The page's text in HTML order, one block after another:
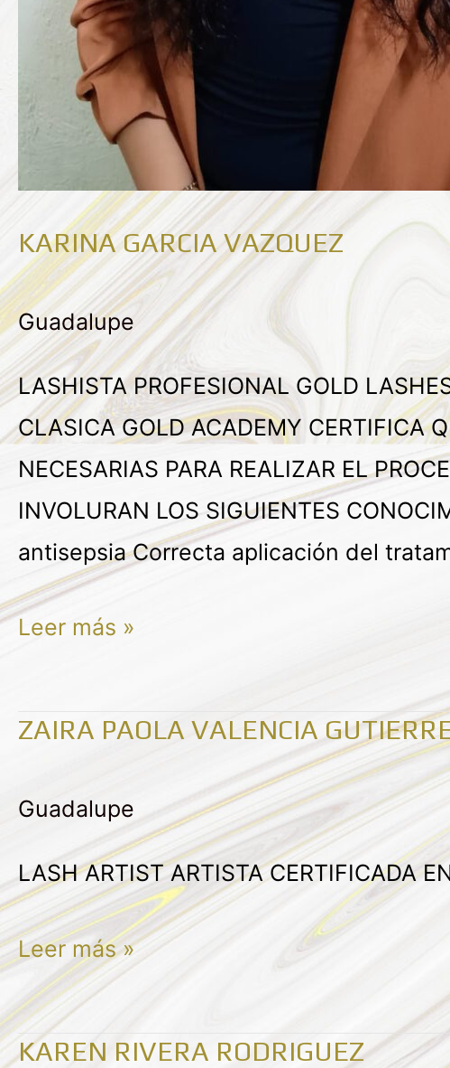
KARINA GARCIA VAZQUEZ
Guadalupe
LASHISTA PROFESIONAL GOLD
CLASICA GOLD ACADEMY CERTIFICA
NECESARIAS PARA REALIZAR EL
INVOLURAN LOS SIGUIENTES
antisepsia Correcta aplicación del
Leer más »
ZAIRA PAOLA VALENCIA
Guadalupe
LASH ARTIST ARTISTA CERTIFICADA
Zaira
Valencia
Gutierrez
Leer más »
KAREN RIVERA RODRIGUEZ
Karen